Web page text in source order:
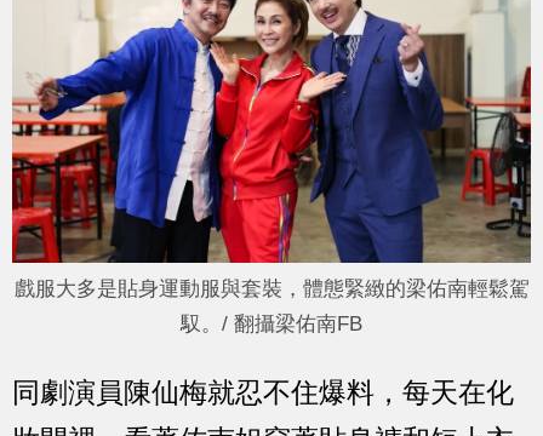
戲服大多是貼身運動服與套裝，體態緊緻的梁佑南輕鬆駕
馭。/ 翻攝梁佑南FB
同劇演員陳仙梅就忍不住爆料，每天在化